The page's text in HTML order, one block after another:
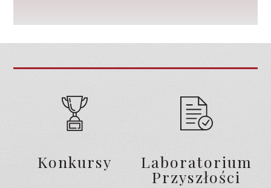
Konkursy Laboratorium
Przyszłości